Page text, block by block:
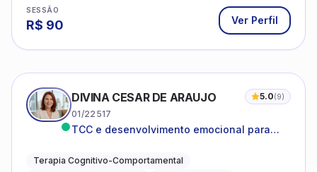
SESSÃO
R$ 90 Ver Perfil
DIVINA CESAR DE ARAUJO 5.0(9)
01/22517
TCC e desenvolvimento emocional para
Terapia Cognitivo-Comportamental